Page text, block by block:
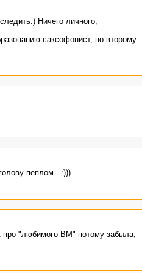
Ничего личного,
саксофонист, по второму -
пеплом...:)))
про "любимого ВМ" потому забыла,